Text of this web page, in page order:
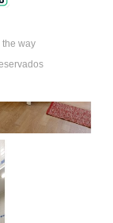
way